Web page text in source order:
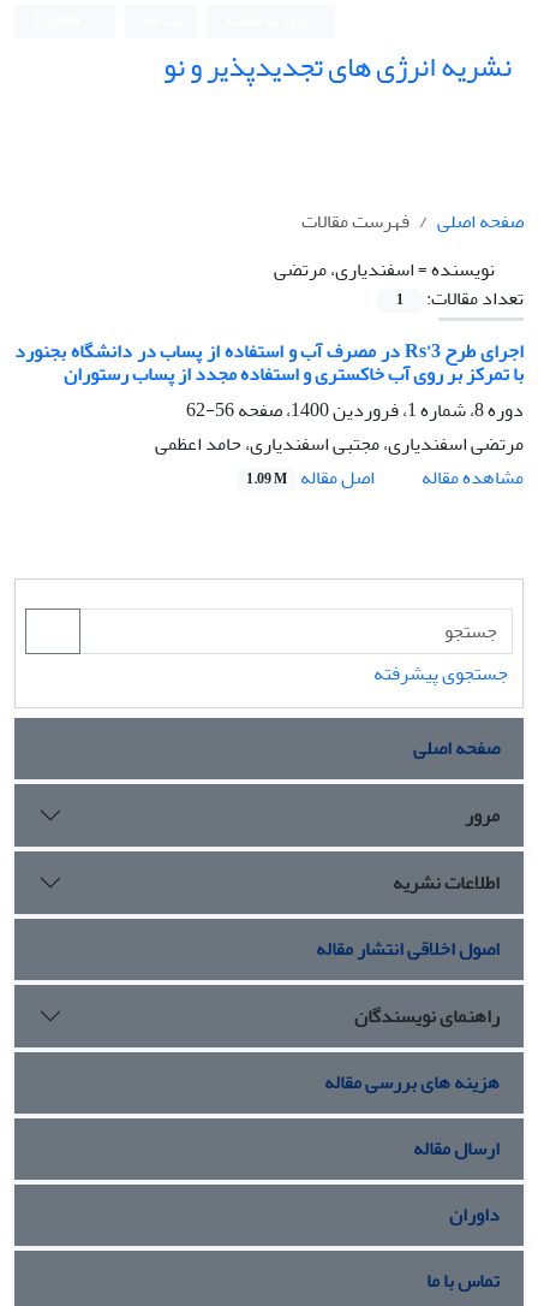
نشریه انرژی های تجدیدپذیر و نو
صفحه اصلی
فهرست مقالات
نویسنده =اسفندیاری، مرتضی
تعداد مقالات:
1
اجرای طرح 3’Rs در مصرف آب و استفاده از پساب در دانشگاه بجنورد
با تمرکز بر روی آب خاکستری و استفاده مجدد از پساب رستوران
دوره 8، شماره 1، فروردین 1400، صفحه
56-62
مرتضی اسفندیاری، مجتبی اسفندیاری، حامد اعظمی
مشاهده مقاله
اصل مقاله 1.09 M
جستجوی پیشرفته
صفحه اصلی
مرور
اطلاعات نشریه
اصول اخلاقی انتشار مقاله
راهنمای نویسندگان
هزینه های بررسی مقاله
ارسال مقاله
داوران
تماس با ما